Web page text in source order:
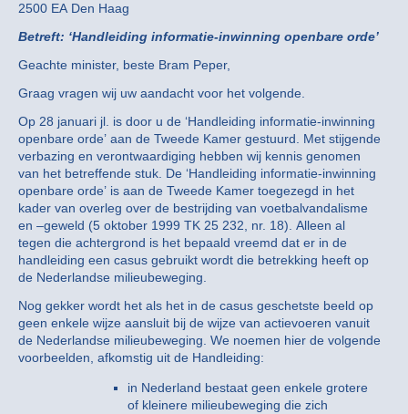
2500 EA Den Haag
Betreft: ‘Handleiding informatie-inwinning openbare orde’
Geachte minister, beste Bram Peper,
Graag vragen wij uw aandacht voor het volgende.
Op 28 januari jl. is door u de ‘Handleiding informatie-inwinning
openbare orde’ aan de Tweede Kamer gestuurd. Met stijgende
verbazing en verontwaardiging hebben wij kennis genomen
van het betreffende stuk. De ‘Handleiding informatie-inwinning
openbare orde’ is aan de Tweede Kamer toegezegd in het
kader van overleg over de bestrijding van voetbalvandalisme
en –geweld (5 oktober 1999 TK 25 232, nr. 18). Alleen al
tegen die achtergrond is het bepaald vreemd dat er in de
handleiding een casus gebruikt wordt die betrekking heeft op
de Nederlandse milieubeweging.
Nog gekker wordt het als het in de casus geschetste beeld op
geen enkele wijze aansluit bij de wijze van actievoeren vanuit
de Nederlandse milieubeweging. We noemen hier de volgende
voorbeelden, afkomstig uit de Handleiding:
in Nederland bestaat geen enkele grotere
of kleinere milieubeweging die zich